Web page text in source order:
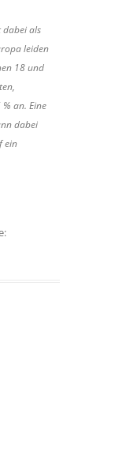
dabei als
leiden
18 und
an. Eine
dabei
ein